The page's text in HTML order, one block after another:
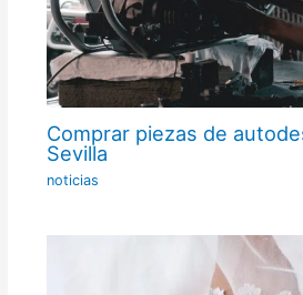
Comprar piezas de
Sevilla
noticias